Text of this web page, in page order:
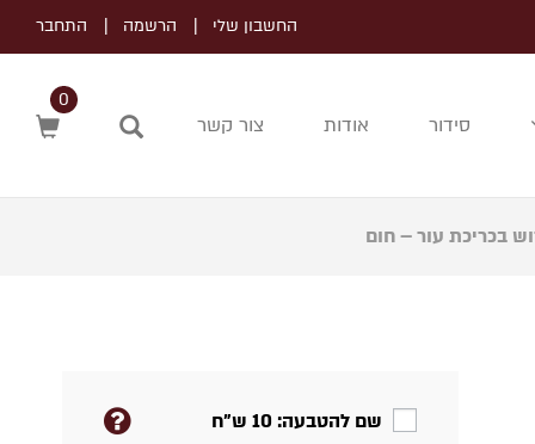
החשבון שלי הרשמה התחבר
סידור אודות צור קשר
0
בכריכת עור – חום
שם להטבעה: 10 ש"ח